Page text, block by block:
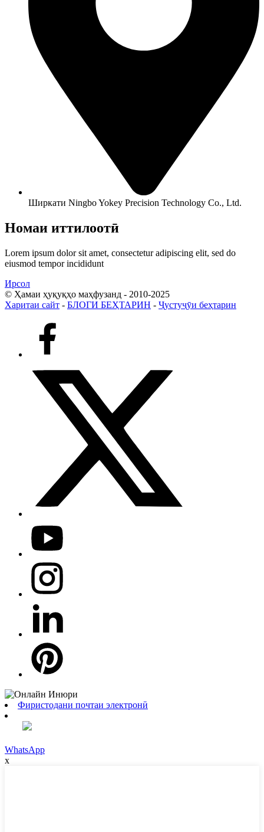
Ширкати Ningbo Yokey Precision Technology Co., Ltd.
Номаи иттилоотӣ
Lorem ipsum dolor sit amet, consectetur adipiscing elit, sed do
eiusmod tempor incididunt
Ирсол
© Ҳамаи ҳуқуқҳо маҳфузанд - 2010-2025
Харитаи сайт - БЛОГИ БЕҲТАРИН - Ҷустуҷӯи беҳтарин
Фиристодани почтаи электронӣ
WhatsApp
x